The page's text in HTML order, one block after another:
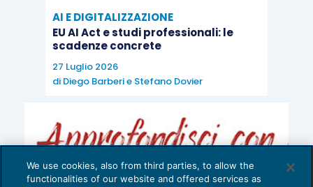
AI E DIGITALIZZAZIONE
EU AI Act e studi professionali: le
scadenze concrete
27 Luglio 2026
di Diego Barberie Stefano Dovier
We use cookies, also from third parties, to allow the
functionalities of our website and offered services as